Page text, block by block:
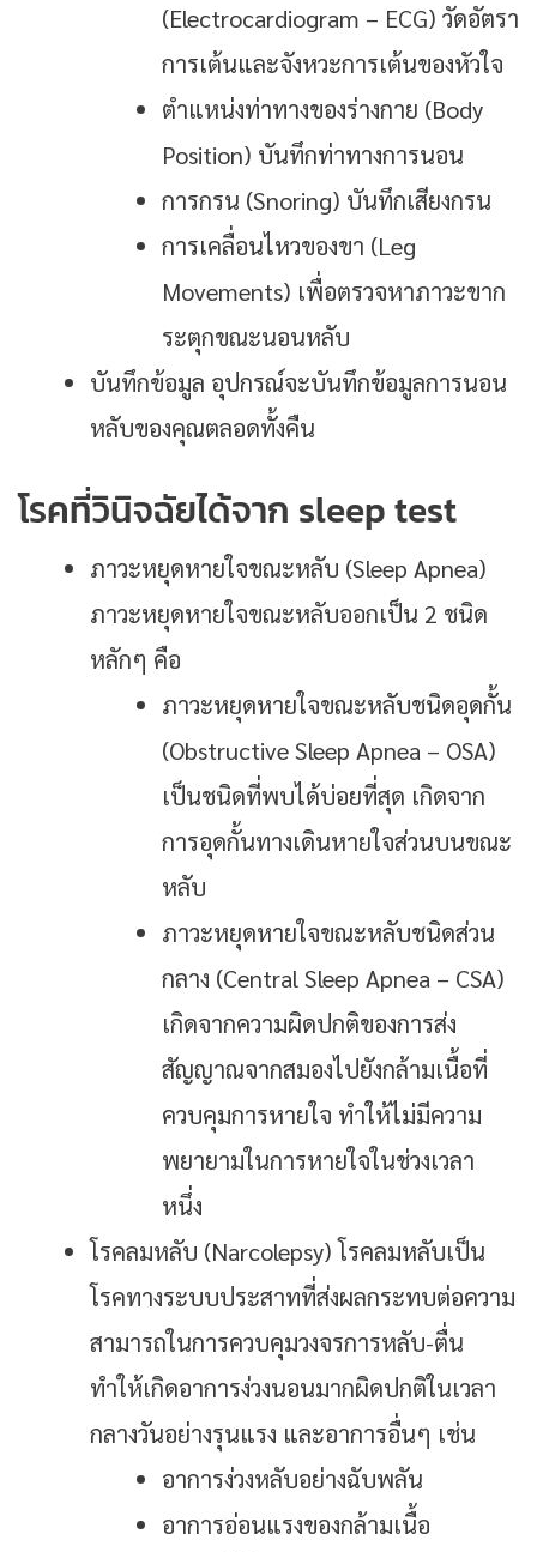
(Electrocardiogram – ECG) วัดอัตรา
การเต้นและจังหวะการเต้นของหัวใจ
ตำแหน่งท่าทางของร่างกาย (Body
Position) บันทึกท่าทางการนอน
การกรน (Snoring) บันทึกเสียงกรน
การเคลื่อนไหวของขา (Leg
Movements) เพื่อตรวจหาภาวะขาก
ระตุกขณะนอนหลับ
บันทึกข้อมูล อุปกรณ์จะบันทึกข้อมูลการนอน
หลับของคุณตลอดทั้งคืน
โรคที่วินิจฉัยได้จาก sleep test
ภาวะหยุดหายใจขณะหลับ (Sleep Apnea)
ภาวะหยุดหายใจขณะหลับออกเป็น 2 ชนิด
หลักๆ คือ
ภาวะหยุดหายใจขณะหลับชนิดอุดกั้น
(Obstructive Sleep Apnea – OSA)
เป็นชนิดที่พบได้บ่อยที่สุด เกิดจาก
การอุดกั้นทางเดินหายใจส่วนบนขณะ
หลับ
ภาวะหยุดหายใจขณะหลับชนิดส่วน
กลาง (Central Sleep Apnea – CSA)
เกิดจากความผิดปกติของการส่ง
สัญญาณจากสมองไปยังกล้ามเนื้อที่
ควบคุมการหายใจ ทำให้ไม่มีความ
พยายามในการหายใจในช่วงเวลา
หนึ่ง
โรคลมหลับ (Narcolepsy) โรคลมหลับเป็น
โรคทางระบบประสาทที่ส่งผลกระทบต่อความ
สามารถในการควบคุมวงจรการหลับ-ตื่น
ทำให้เกิดอาการง่วงนอนมากผิดปกติในเวลา
กลางวันอย่างรุนแรง และอาการอื่นๆ เช่น
อาการง่วงหลับอย่างฉับพลัน
อาการอ่อนแรงของกล้ามเนื้อ